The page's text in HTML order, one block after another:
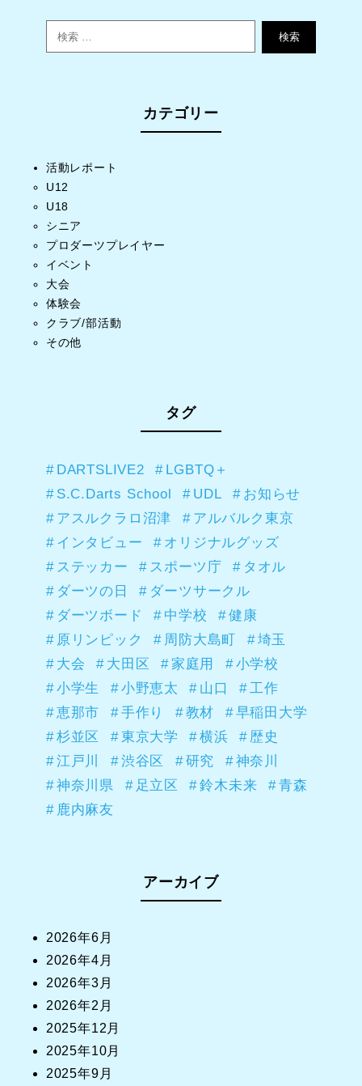
検索
カテゴリー
活動レポート
U12
U18
シニア
プロダーツプレイヤー
イベント
大会
体験会
クラブ/部活動
その他
タグ
DARTSLIVE2
LGBTQ＋
S.C.Darts School
UDL
お知らせ
アスルクラロ沼津
アルバルク東京
インタビュー
オリジナルグッズ
ステッカー
スポーツ庁
タオル
ダーツの日
ダーツサークル
ダーツボード
中学校
健康
原リンピック
周防大島町
埼玉
大会
大田区 家庭用
小学校
小学生
小野恵太 山口
工作
恵那市
手作り 教材
早稲田大学
杉並区
東京大学 横浜
歴史
江戸川
渋谷区 研究
神奈川
神奈川県
足立区 鈴木未来
青森
鹿内麻友
アーカイブ
2026年6月
2026年4月
2026年3月
2026年2月
2025年12月
2025年10月
2025年9月